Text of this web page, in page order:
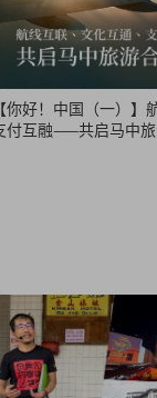
【你好！中国（一）
付互融——共启马中